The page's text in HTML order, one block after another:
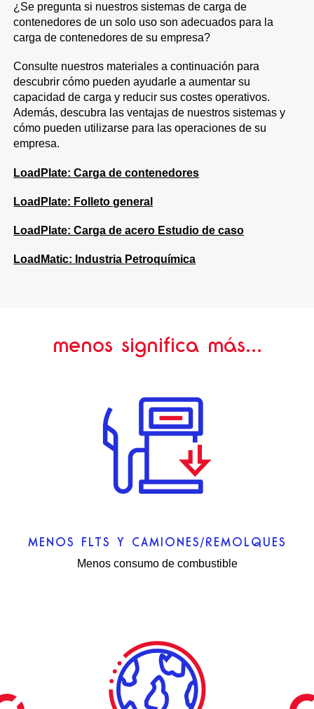
¿Se pregunta si nuestros sistemas de carga de
contenedores de un solo uso son adecuados para la
carga de contenedores de su empresa?
Consulte nuestros materiales a continuación para
descubrir cómo pueden ayudarle a aumentar su
capacidad de carga y reducir sus costes operativos.
Además, descubra las ventajas de nuestros sistemas y
cómo pueden utilizarse para las operaciones de su
empresa.
LoadPlate: Carga de contenedores
LoadPlate: Folleto general
LoadPlate: Carga de acero Estudio de caso
LoadMatic: Industria Petroquímica
menos significa más...
MENOS FLTS Y CAMIONES/REMOLQUES
Menos consumo de combustible